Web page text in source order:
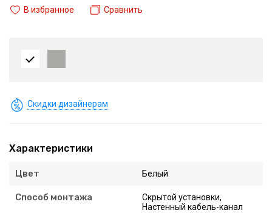
В избранное Сравнить
Скидки дизайнерам
Характеристики
Цвет Белый
Способ монтажа
Скрытой установки,
Настенный кабель-канал